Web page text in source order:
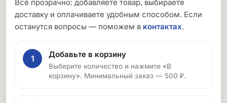
Всё прозрачно: добавляете товар, выбираете
доставку и оплачиваете удобным способом. Если
останутся вопросы — поможем в контактах.
1 Добавьте в корзину
Выберите количество и нажмите «В
корзину». Минимальный заказ — 500 ₽.